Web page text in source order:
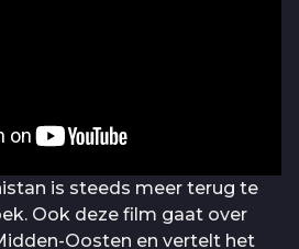
is steeds meer terug te
Ook deze film gaat over
Oosten en vertelt het